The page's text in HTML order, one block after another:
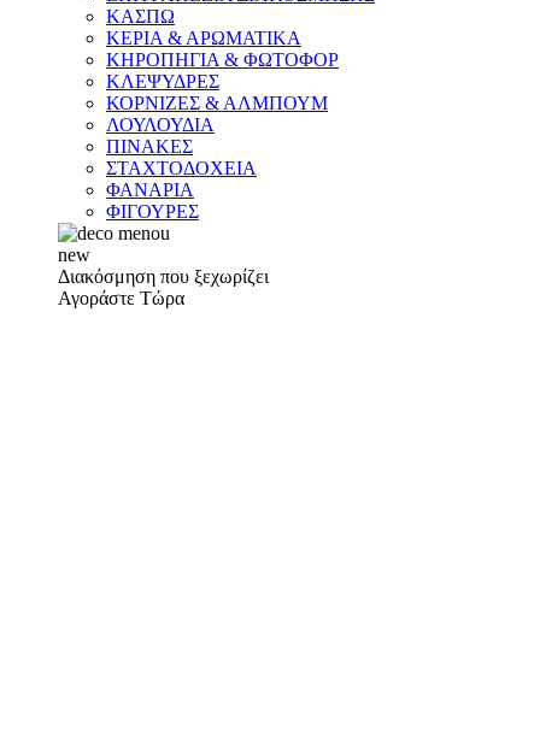
ΚΑΣΠΩ
ΚΕΡΙΑ & ΑΡΩΜΑΤΙΚΑ
ΚΗΡΟΠΗΓΙΑ & ΦΩΤΟΦΟΡ
ΚΛΕΨΥΔΡΕΣ
ΚΟΡΝΙΖΕΣ & ΑΛΜΠΟΥΜ
ΛΟΥΛΟΥΔΙΑ
ΠΙΝΑΚΕΣ
ΣΤΑΧΤΟΔΟΧΕΙΑ
ΦΑΝΑΡΙΑ
ΦΙΓΟΥΡΕΣ
new
Διακόσμηση που ξεχωρίζει
Αγοράστε Τώρα